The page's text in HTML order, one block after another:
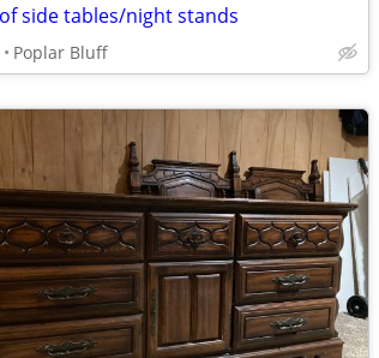
side tables/night stands
Poplar Bluff